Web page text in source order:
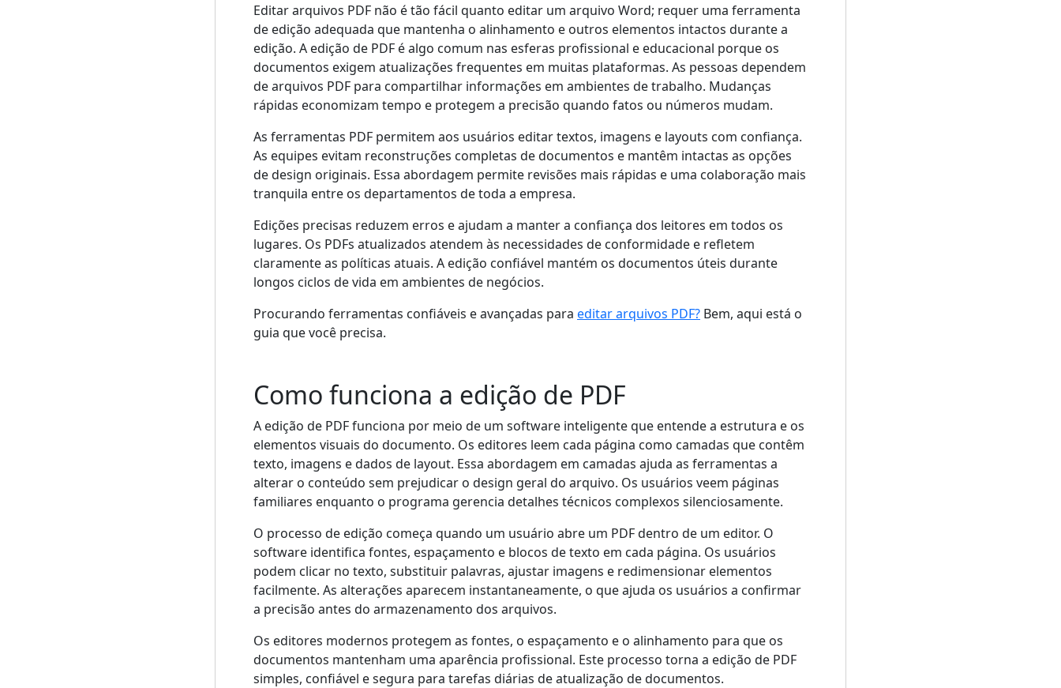
Editar arquivos PDF não é tão fácil quanto editar um arquivo Word; requer uma ferramenta
de edição adequada que mantenha o alinhamento e outros elementos intactos durante a
edição. A edição de PDF é algo comum nas esferas profissional e educacional porque os
documentos exigem atualizações frequentes em muitas plataformas. As pessoas dependem
de arquivos PDF para compartilhar informações em ambientes de trabalho. Mudanças
rápidas economizam tempo e protegem a precisão quando fatos ou números mudam.
As ferramentas PDF permitem aos usuários editar textos, imagens e layouts com confiança.
As equipes evitam reconstruções completas de documentos e mantêm intactas as opções
de design originais. Essa abordagem permite revisões mais rápidas e uma colaboração mais
tranquila entre os departamentos de toda a empresa.
Edições precisas reduzem erros e ajudam a manter a confiança dos leitores em todos os
lugares. Os PDFs atualizados atendem às necessidades de conformidade e refletem
claramente as políticas atuais. A edição confiável mantém os documentos úteis durante
longos ciclos de vida em ambientes de negócios.
Procurando ferramentas confiáveis ​​e avançadas para editar arquivos PDF? Bem, aqui está o
guia que você precisa.
Como funciona a edição de PDF
A edição de PDF funciona por meio de um software inteligente que entende a estrutura e os
elementos visuais do documento. Os editores leem cada página como camadas que contêm
texto, imagens e dados de layout. Essa abordagem em camadas ajuda as ferramentas a
alterar o conteúdo sem prejudicar o design geral do arquivo. Os usuários veem páginas
familiares enquanto o programa gerencia detalhes técnicos complexos silenciosamente.
O processo de edição começa quando um usuário abre um PDF dentro de um editor. O
software identifica fontes, espaçamento e blocos de texto em cada página. Os usuários
podem clicar no texto, substituir palavras, ajustar imagens e redimensionar elementos
facilmente. As alterações aparecem instantaneamente, o que ajuda os usuários a confirmar
a precisão antes do armazenamento dos arquivos.
Os editores modernos protegem as fontes, o espaçamento e o alinhamento para que os
documentos mantenham uma aparência profissional. Este processo torna a edição de PDF
simples, confiável e segura para tarefas diárias de atualização de documentos.